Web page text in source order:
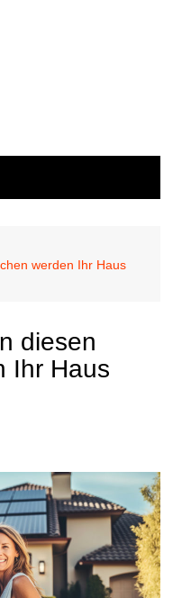
werden Ihr Haus
diesen
Ihr Haus